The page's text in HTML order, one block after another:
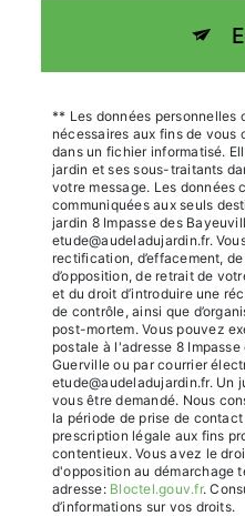
** Les données personnelles
nécessaires aux fins de
dans un fichier informatisé.
jardin et ses sous-traitants
votre message. Les données
communiquées aux seuls
jardin 8 Impasse des
etude@audeladujardin.fr.
rectification, d’effacement,
d’opposition, de retrait de
et du droit d’introduire une
de contrôle, ainsi que
post-mortem. Vous pouvez
postale à l'adresse 8
Guerville ou par courrier
etude@audeladujardin.fr. Un
vous être demandé. Nous
la période de prise de
prescription légale aux fins
contentieux. Vous avez le
d'opposition au démarchage
adresse: Bloctel.gouv.fr.
d’informations sur vos droits.